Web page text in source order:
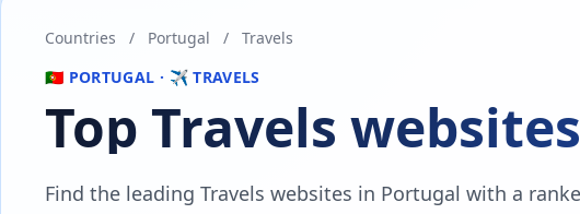
Countries / Portugal /
Travels
🇵🇹 PORTUGAL · ✈️ TRAVELS
Top Travels
Find the leading Travels websites in Portugal with a